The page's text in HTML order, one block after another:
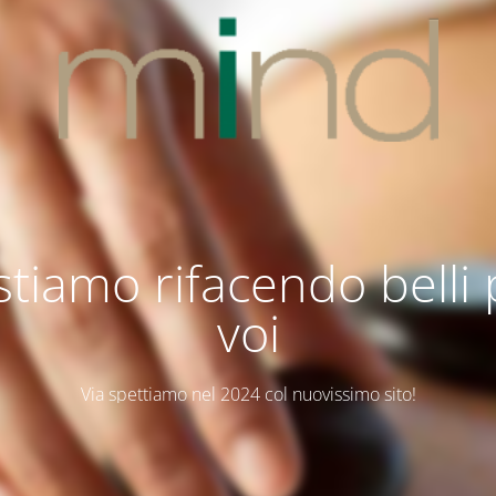
rifacendo belli
voi
Via spettiamo nel 2024 col nuovissimo sito!